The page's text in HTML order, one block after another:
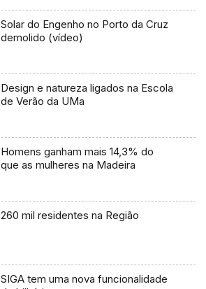
Solar do Engenho no Porto da Cruz
demolido (vídeo)
Design e natureza ligados na Escola
de Verão da UMa
Homens ganham mais 14,3% do
que as mulheres na Madeira
260 mil residentes na Região
SIGA tem uma nova funcionalidade